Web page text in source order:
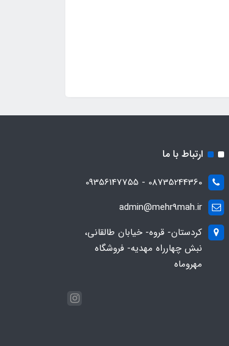
ارتباط با ما
08735244360 - 09356147755
admin@mehr9mah.ir
کردستان- قروه- خیابان طالقانی،
نبش چهارراه مهدیه- فروشگاه
مهروماه